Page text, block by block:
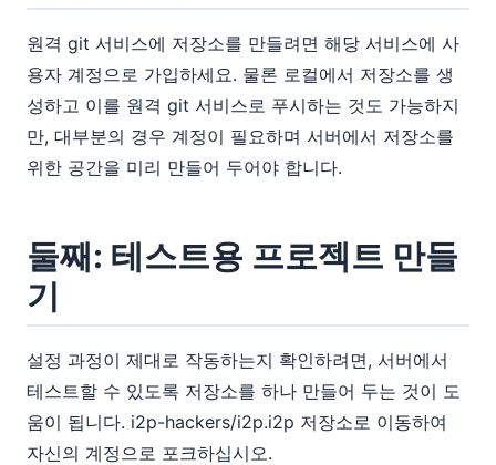
원격 git 서비스에 저장소를 만들려면 해당 서비스에 사
용자 계정으로 가입하세요. 물론 로컬에서 저장소를 생
성하고 이를 원격 git 서비스로 푸시하는 것도 가능하지
만, 대부분의 경우 계정이 필요하며 서버에서 저장소를
위한 공간을 미리 만들어 두어야 합니다.
둘째: 테스트용 프로젝트 만들
기
설정 과정이 제대로 작동하는지 확인하려면, 서버에서
테스트할 수 있도록 저장소를 하나 만들어 두는 것이 도
움이 됩니다. i2p-hackers/i2p.i2p 저장소로 이동하여
자신의 계정으로 포크하십시오.